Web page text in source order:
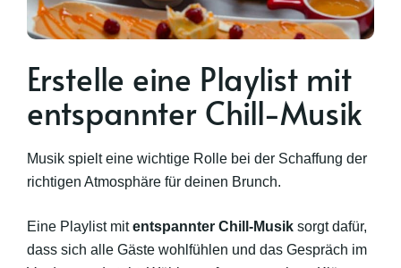
Erstelle eine Playlist mit
entspannter Chill-Musik
Musik spielt eine wichtige Rolle bei der Schaffung der
richtigen Atmosphäre für deinen Brunch.
Eine Playlist mitentspannter Chill-Musik sorgt dafür,
dass sich alle Gäste wohlfühlen und das Gespräch im